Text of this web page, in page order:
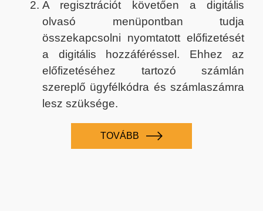
A regisztrációt követően a digitális
olvasó menüpontban tudja
összekapcsolni nyomtatott előfizetését
a digitális hozzáféréssel. Ehhez az
előfizetéséhez tartozó számlán
szereplő ügyfélkódra és számlaszámra
lesz szüksége.
TOVÁBB